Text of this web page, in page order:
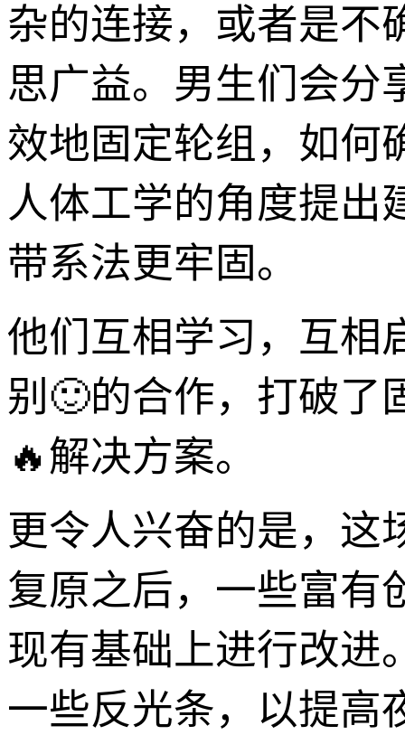
杂的连接，或者是不
思广益。男生们会分
效地固定轮组，如何
人体工学的角度提出
带系法更牢固。
他们互相学习，互相
别🙂的合作，打破了
🔥解决方案。
更令人兴奋的是，这
复原之后，一些富有
现有基础上进行改进
一些反光条，以提高